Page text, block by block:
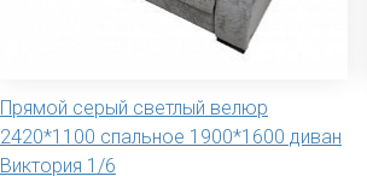
Прямой серый светлый велюр
2420*1100 спальное 1900*1600 диван
Виктория 1/6